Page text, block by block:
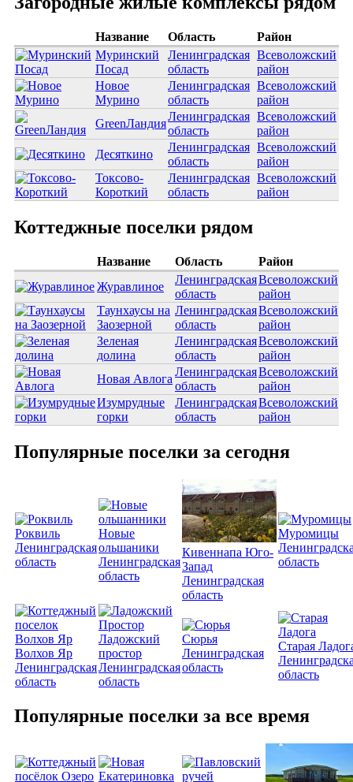
Название Область
Район
Муринский
Посад
Ленинградская
область
Всеволожский
район
Новое
Мурино
Ленинградская
область
Всеволожский
район
GreenЛандия
Ленинградская
область
Всеволожский
район
Десяткино
Ленинградская
область
Всеволожский
район
Токсово-
Короткий
Ленинградская
область
Всеволожский
район
Коттеджные поселки рядом
Название Область
Район
Журавлиное
Ленинградская
область
Всеволожский
район
Таунхаусы на
Заозерной
Ленинградская
область
Всеволожский
район
Зеленая
долина
Ленинградская
область
Всеволожский
район
Новая Авлога
Ленинградская
область
Всеволожский
район
Изумрудные
горки
Ленинградская
область
Всеволожский
район
Популярные поселки за сегодня
Роквиль
Ленинградская
область
Новые
ольшаники
Ленинградская
область
Кивеннапа Юго-
Запад
Ленинградская
область
Муромицы
область
Волхов Яр
Ленинградская
область
Ладожский
простор
Ленинградская
область
Сюрья
Ленинградская
область
Старая
область
Популярные поселки за все время